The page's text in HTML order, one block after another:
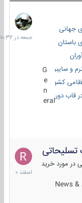
سایبری
کشورها
دوربین
eral
جمعه
در
10:32
مورد خرید
News
7
اسفند
1400